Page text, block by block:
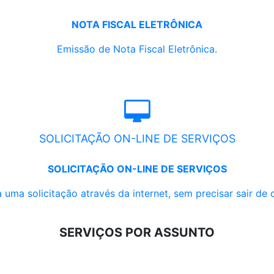
NOTA FISCAL ELETRÔNICA
Emissão de Nota Fiscal Eletrônica.
SOLICITAÇÃO ON-LINE DE SERVIÇOS
SOLICITAÇÃO ON-LINE DE SERVIÇOS
uma solicitação através da internet, sem precisar sair de
SERVIÇOS POR ASSUNTO